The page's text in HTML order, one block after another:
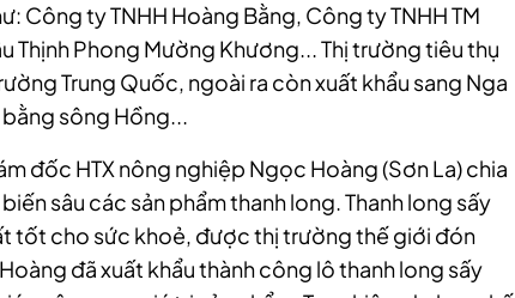
Công ty TNHH Hoàng Bằng, Công ty TNHH TM
Thịnh Phong Mường Khương... Thị trường tiêu thụ
Trung Quốc, ngoài ra còn xuất khẩu sang Nga
sông Hồng...
đốc HTX nông nghiệp Ngọc Hoàng (Sơn La) chia
sâu các sản phẩm thanh long. Thanh long sấy
tốt cho sức khoẻ, được thị trường thế giới đón
đã xuất khẩu thành công lô thanh long sấy